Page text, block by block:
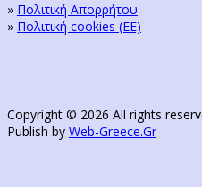
» Πολιτική Απορρήτου
» Πολιτική cookies (ΕΕ)
Copyright © 2026 All rights
Publish by Web-Greece.Gr